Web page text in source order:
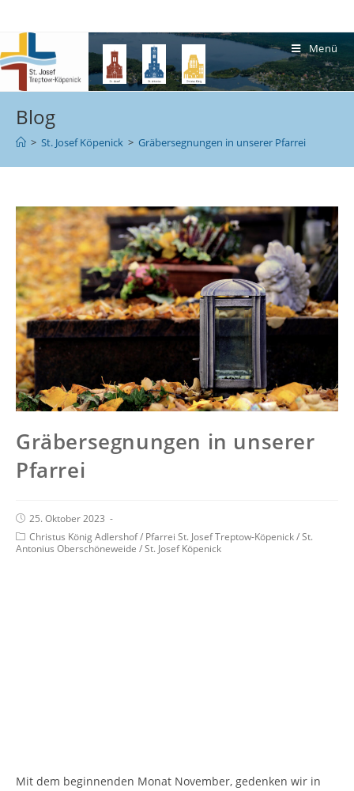
Menü
Blog
> St. Josef Köpenick > Gräbersegnungen in unserer Pfarrei
Gräbersegnungen in unserer
Pfarrei
25. Oktober 2023
Christus König Adlershof/ Pfarrei St. Josef Treptow-Köpenick/St.
Antonius Oberschöneweide /St. Josef Köpenick
Mit dem beginnenden Monat November, gedenken wir in